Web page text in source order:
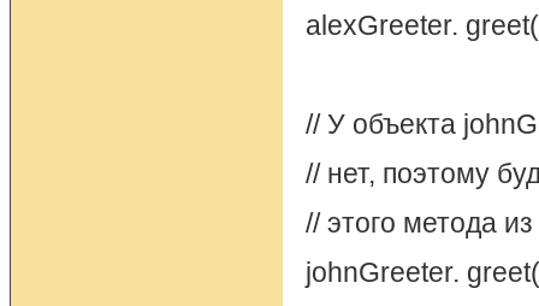
alexGreeter.
// У объекта
// нет, поэтому
// этого метода
johnGreeter.